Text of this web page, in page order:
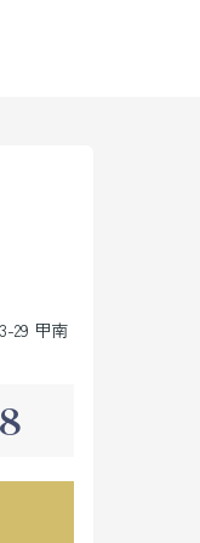
29 甲南